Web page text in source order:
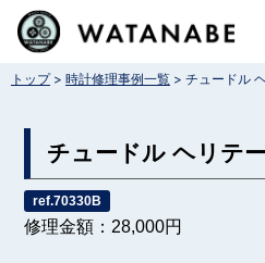
コ
テトップ> 時計修理事例一覧 > チュードル
チュードル ヘリテ
ref.70330B
修理金額：28,000円